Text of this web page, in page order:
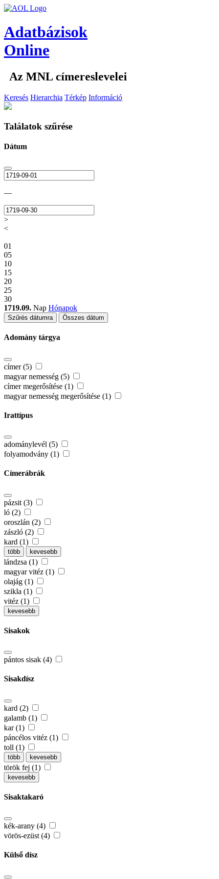
Adatbázisok
Online
Az MNL címereslevelei
Keresés Hierarchia Térkép Információ
Találatok szűrése
Dátum
—
>
<
01
05
10
15
20
25
30
1719.09. Nap Hónapok
Szűrés dátumra Összes dátum
Adomány tárgya
címer (5)
magyar nemesség (5)
címer megerősítése (1)
magyar nemesség megerősítése (1)
Irattípus
adománylevél (5)
folyamodvány (1)
Címerábrák
pázsit (3)
ló (2)
oroszlán (2)
zászló (2)
kard (1)
több kevesebb
lándzsa (1)
magyar vitéz (1)
olajág (1)
szikla (1)
vitéz (1)
kevesebb
Sisakok
pántos sisak (4)
Sisakdísz
kard (2)
galamb (1)
kar (1)
páncélos vitéz (1)
toll (1)
több kevesebb
török fej (1)
kevesebb
Sisaktakaró
kék-arany (4)
vörös-ezüst (4)
Külső dísz